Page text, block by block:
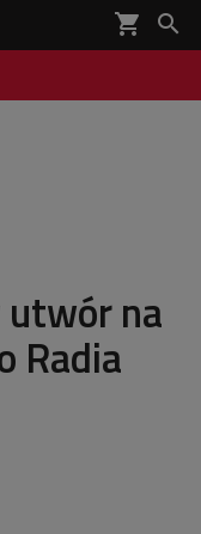
shopping_cart 

na
Radia